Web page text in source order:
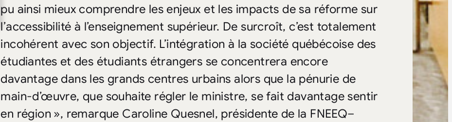
pu ainsi mieux comprendre les enjeux et les impacts de sa réforme sur
l’accessibilité à l’enseignement supérieur. De surcroît, c’est totalement
incohérent avec son objectif. L’intégration à la société québécoise des
étudiantes et des étudiants étrangers se concentrera encore
davantage dans les grands centres urbains alors que la pénurie de
main-d’œuvre, que souhaite régler le ministre, se fait davantage sentir
en région », remarque Caroline Quesnel, présidente de la FNEEQ–